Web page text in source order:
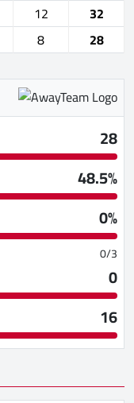
12
32
8 28
28
48.5%
0%
0/3
0
16